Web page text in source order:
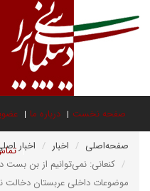
صفحه نخست درباره ما
صفحه‌اصلی اخبار
اخبار
کنعانی: نمی‌توانیم از بن
موضوعات داخلی عربستان دخالت